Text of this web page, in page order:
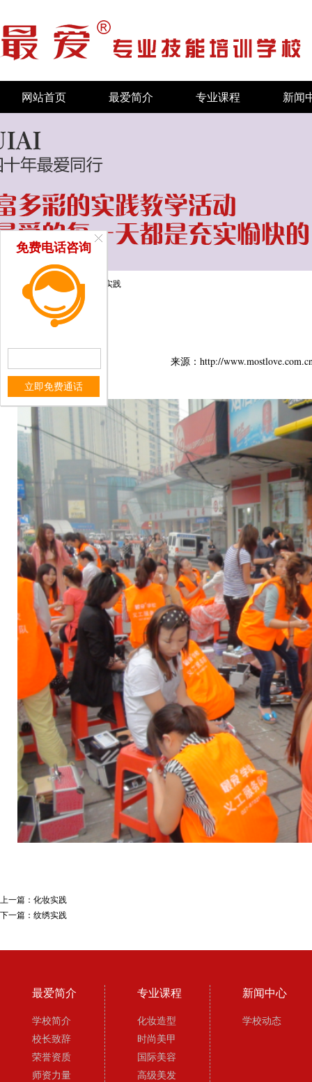
网站首页 最爱简介 专业课程 新闻
当前位置： 首页 实践/ 化妆实践
来源：http://
上一篇： 化妆实践
下一篇： 纹绣实践
最爱简介
学校简介
校长致辞
荣誉资质
师资力量
专业课程
化妆造型
时尚美甲
国际美容
高级美发
新闻中心
学校动态
免费电话咨询
立即免费通话